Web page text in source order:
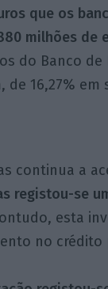
que os
milhões
do Banco
de 16,27%
continua a
registou-se
esta
no crédito